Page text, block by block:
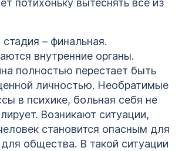
потихоньку вытеснять все из
стадия – финальная.
внутренние органы.
полностью перестает быть
личностью. Необратимые
в психике, больная себя не
Возникают ситуации,
становится опасным для
общества. В такой ситуации